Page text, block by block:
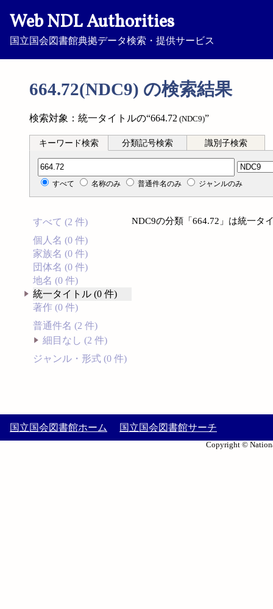
Web NDL Authorities
国立国会図書館典拠データ検索・提供サービス
664.72(NDC9) の検索結果
検索対象：統一タイトルの“664.72 (NDC9)”
キーワード検索 分類記号検索 識別子検索
分類記号検索
すべて 名称のみ 普通件名のみ ジャンルのみ
すべて (2 件)
個人名 (0 件)
家族名 (0 件)
団体名 (0 件)
地名 (0 件)
統一タイトル (0 件)
著作 (0 件)
普通件名 (2 件)
細目なし (2 件)
ジャンル・形式 (0 件)
NDC9の分類「664.72」は統一タ
国立国会図書館ホーム 国立国会図書館サーチ
Copyright ©